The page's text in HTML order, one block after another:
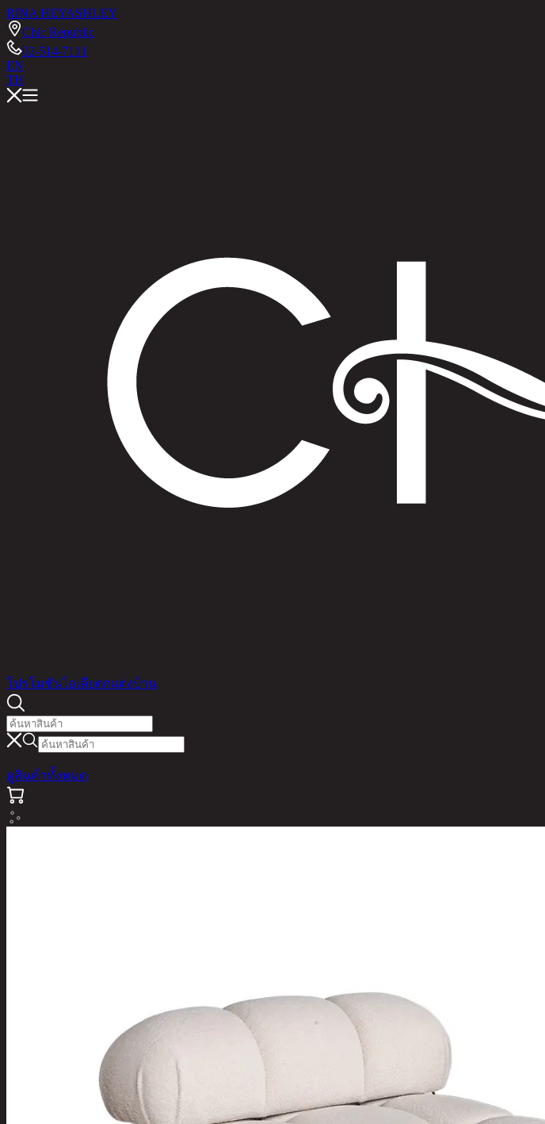
RINA HEYASHLEY
Chic Republic
02-514-7111
EN
TH
โปรโมชันไอเดียตกแต่งบ้าน
ดูสินค้าทั้งหมด